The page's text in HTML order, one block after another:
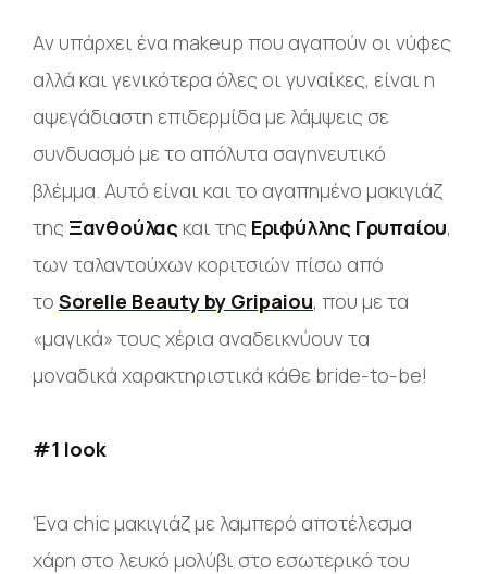
Aν υπάρχει ένα makeup που αγαπούν οι νύφες
αλλά και γενικότερα όλες οι γυναίκες, είναι η
αψεγάδιαστη επιδερμίδα με λάμψεις σε
συνδυασμό με το απόλυτα σαγηνευτικό
βλέμμα. Aυτό είναι και το αγαπημένο μακιγιάζ
της Ξανθούλας και της Εριφύλλης Γρυπαίου,
των ταλαντούχων κοριτσιών πίσω από
το Sorelle Beauty by Gripaiou, που με τα
«μαγικά» τους χέρια αναδεικνύουν τα
μοναδικά χαρακτηριστικά κάθε bride-to-be!
#1 look
Ένα chic μακιγιάζ με λαμπερό αποτέλεσμα
χάρη στο λευκό μολύβι στο εσωτερικό του